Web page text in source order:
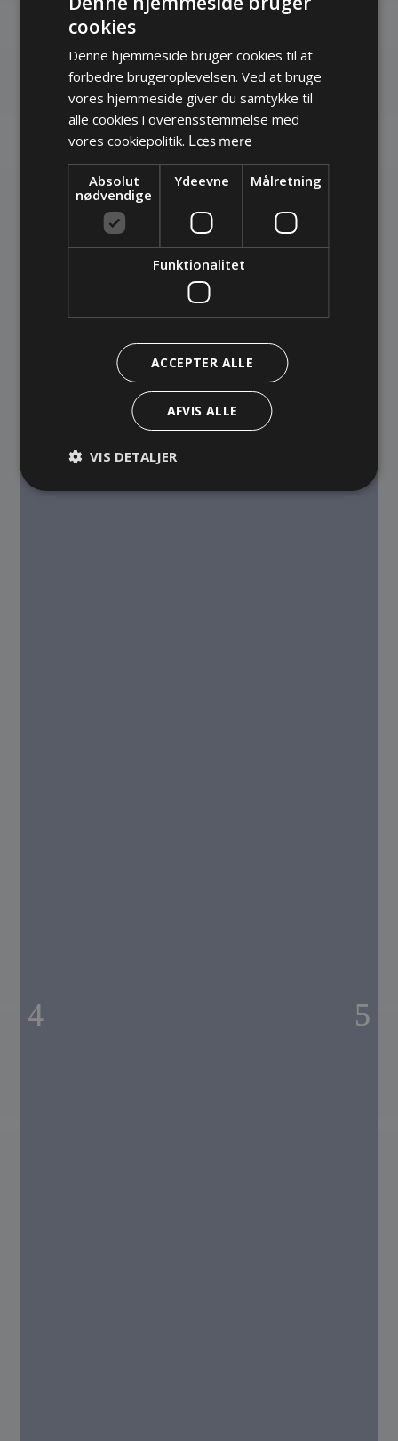
GERMAN
ENGLISH
cookies
Denne hjemmeside bruger cookies til at
forbedre brugeroplevelsen. Ved at bruge
vores hjemmeside giver du samtykke til
alle cookies i overensstemmelse med
vores cookiepolitik. Læs mere
Absolut
nødvendige
Ydeevne Målretning
Funktionalitet
ACCEPTER ALLE
AFVIS ALLE
VIS DETALJER